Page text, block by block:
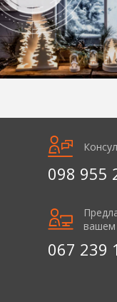
098 955
вашем
067 239